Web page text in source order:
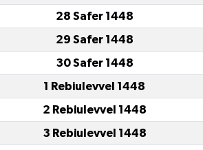
28 Safer 1448
29 Safer 1448
30 Safer 1448
1 Rebiulevvel 1448
2 Rebiulevvel 1448
3 Rebiulevvel 1448